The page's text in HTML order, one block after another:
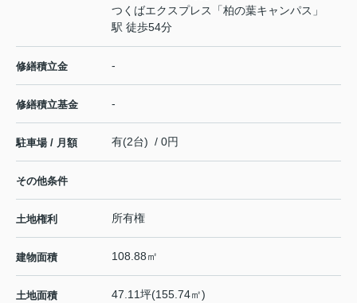
つくばエクスプレス
「柏の葉キャンパス 」
駅 徒歩54分
修繕積立金 -
修繕積立基金 -
駐車場 / 月額 有(2台) / 0円
その他条件
土地権利 所有権
建物面積 108.88㎡
土地面積 47.11坪(155.74㎡)